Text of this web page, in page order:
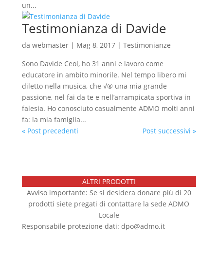
un...
Testimonianza di Davide
da webmaster| Mag 8, 2017| Testimonianze
Sono Davide Ceol, ho 31 anni e lavoro come
educatore in ambito minorile. Nel tempo libero mi
diletto nella musica, che √® una mia grande
passione, nel fai da te e nell’arrampicata sportiva in
falesia. Ho conosciuto casualmente ADMO molti anni
fa: la mia famiglia...
« Post precedenti
Post successivi »
ALTRI PRODOTTI
Avviso importante: Se si desidera donare più di 20
prodotti siete pregati di contattare la sede ADMO
Locale
Responsabile protezione dati: dpo@admo.it